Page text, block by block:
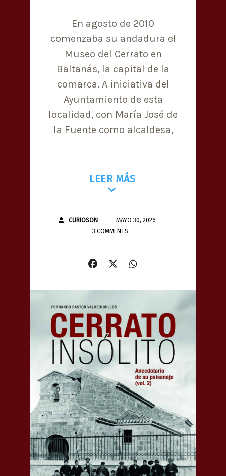
En agosto de 2010
comenzaba su andadura el
Museo del Cerrato en
Baltanás, la capital de la
comarca. A iniciativa del
Ayuntamiento de esta
localidad, con María José de
la Fuente como alcaldesa,
LEER MÁS
CURIOSON
MAYO 30, 2026
3 COMMENTS